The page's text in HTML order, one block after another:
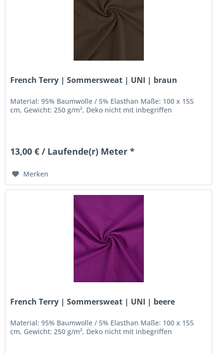
French Terry | Sommersweat | UNI | braun
Material: 95% Baumwolle / 5% Elasthan Maße: 100 x 155
cm, Gewicht: 250 g/m², Deko nicht mit inbegriffen
13,00 € / Laufende(r) Meter *
Merken
French Terry | Sommersweat | UNI | beere
Material: 95% Baumwolle / 5% Elasthan Maße: 100 x 155
cm, Gewicht: 250 g/m², Deko nicht mit inbegriffen